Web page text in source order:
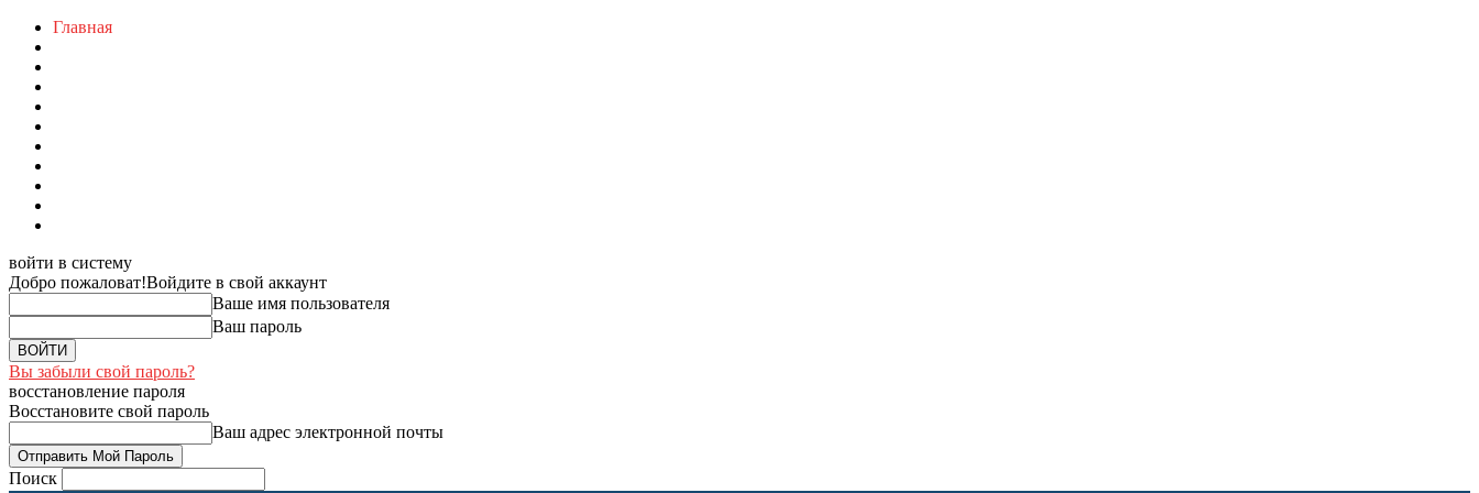
Главная
войти в систему
Добро пожаловат!Войдите в свой аккаунт
Ваше имя пользователя
Ваш пароль
Вы забыли свой пароль?
восстановление пароля
Восстановите свой пароль
Ваш адрес электронной почты
Поиск